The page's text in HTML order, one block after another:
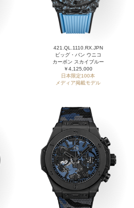
421.QL.1110.RX.JPN
ビッグ・バン ウニコ
カーボン スカイブルー
￥4,125,000
日本限定100本
メディア掲載モデル